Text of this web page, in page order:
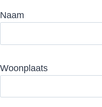
Naam
Woonplaats